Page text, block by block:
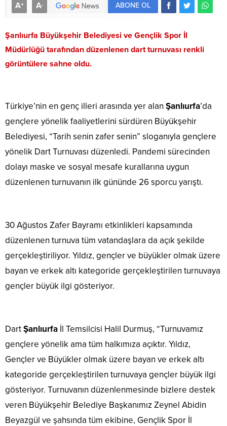
A+ A- ABONE OL
Şanlıurfa Büyükşehir Belediyesi ve Gençlik Spor İl
Müdürlüğü tarafından düzenlenen dart turnuvası renkli
görüntülere sahne oldu.
Türkiye’nin en genç illeri arasında yer alan Şanlıurfa’da
gençlere yönelik faaliyetlerini sürdüren Büyükşehir
Belediyesi, “Tarih senin zafer senin” sloganıyla gençlere
yönelik Dart Turnuvası düzenledi. Pandemi sürecinden
dolayı maske ve sosyal mesafe kurallarına uygun
düzenlenen turnuvanın ilk gününde 26 sporcu yarıştı.
30 Ağustos Zafer Bayramı etkinlikleri kapsamında
düzenlenen turnuva tüm vatandaşlara da açık şekilde
gerçekleştiriliyor. Yıldız, gençler ve büyükler olmak üzere
bayan ve erkek altı kategoride gerçekleştirilen turnuvaya
gençler büyük ilgi gösteriyor.
DartŞanlıurfa İl Temsilcisi Halil Durmuş, “Turnuvamız
gençlere yönelik ama tüm halkımıza açıktır. Yıldız,
Gençler ve Büyükler olmak üzere bayan ve erkek altı
kategoride gerçekleştirilen turnuvaya gençler büyük ilgi
gösteriyor. Turnuvanın düzenlenmesinde bizlere destek
veren Büyükşehir Belediye Başkanımız Zeynel Abidin
Beyazgül ve şahsında tüm ekibine, Gençlik Spor İl